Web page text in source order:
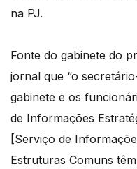
na PJ.
Fonte do gabinete do
jornal que “o
gabinete e os
de Informações
[Serviço de
Estruturas Comuns